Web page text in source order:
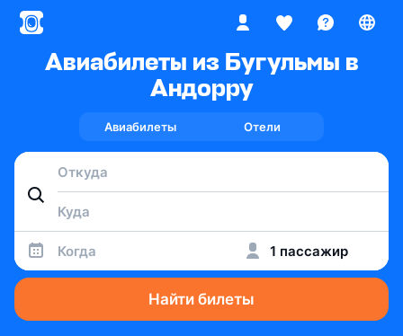
Авиабилеты из Бугульмы в
Андорру
Авиабилеты Отели
Когда 1 пассажир
Найти билеты